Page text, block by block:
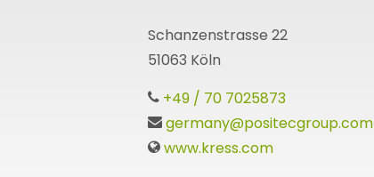
Schanzenstrasse 22
51063 Köln
+49 / 70 7025873
germany@positecgroup.com
www.kress.com